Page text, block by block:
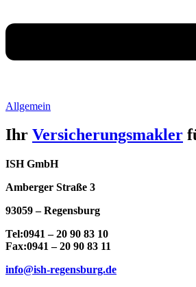
Allgemein
Ihr Versicherungsmakler
ISH GmbH
Amberger Straße 3
93059 – Regensburg
Tel:0941 – 20 90 83 10
Fax:0941 – 20 90 83 11
info@ish-regensburg.de